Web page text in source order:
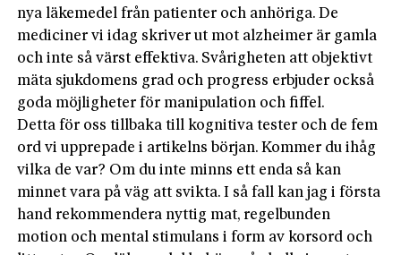
nya läkemedel från patienter och anhöriga. De
mediciner vi idag skriver ut mot alzheimer är gamla
och inte så värst effektiva. Svårigheten att objektivt
mäta sjukdomens grad och progress erbjuder också
goda möjligheter för manipulation och fiffel.
Detta för oss tillbaka till kognitiva tester och de fem
ord vi upprepade i artikelns början. Kommer du ihåg
vilka de var? Om du inte minns ett enda så kan
minnet vara på väg att svikta. I så fall kan jag i förs­ta
hand rekommendera nyttig mat, regelbunden
motion och mental stimulans i form av korsord och